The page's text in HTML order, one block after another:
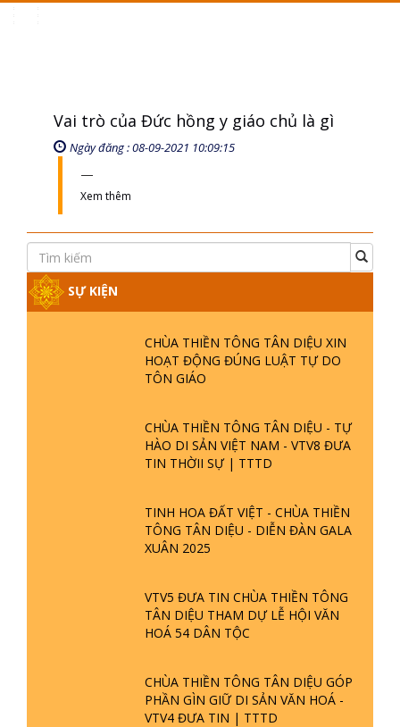
Vai trò của Đức hồng y giáo chủ là gì
Ngày đăng : 08-09-2021 10:09:15
Xem thêm
SỰ KIỆN
CHÙA THIỀN TÔNG TÂN DIỆU XIN
HOẠT ĐỘNG ĐÚNG LUẬT TỰ DO
TÔN GIÁO
CHÙA THIỀN TÔNG TÂN DIỆU - TỰ
HÀO DI SẢN VIỆT NAM - VTV8 ĐƯA
TIN THỜII SỰ | TTTD
TINH HOA ĐẤT VIỆT - CHÙA THIỀN
TÔNG TÂN DIỆU - DIỄN ĐÀN GALA
XUÂN 2025
VTV5 ĐƯA TIN CHÙA THIỀN TÔNG
TÂN DIỆU THAM DỰ LỄ HỘI VĂN
HOÁ 54 DÂN TỘC
CHÙA THIỀN TÔNG TÂN DIỆU GÓP
PHẦN GÌN GIỮ DI SẢN VĂN HOÁ -
VTV4 ĐƯA TIN | TTTD